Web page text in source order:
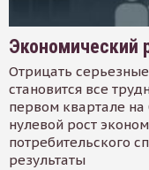
Экономический
Отрицать
становится все
первом квартале на
нулевой рост
потребительского
результаты